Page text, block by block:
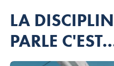
LA
PARLE